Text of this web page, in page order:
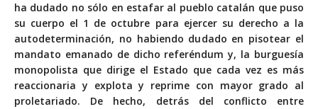
ha dudado no sólo en estafar al pueblo catalán que puso
su cuerpo el 1 de octubre para ejercer su derecho a la
autodeterminación, no habiendo dudado en pisotear el
mandato emanado de dicho referéndum y, la burguesía
monopolista que dirige el Estado que cada vez es más
reaccionaria y explota y reprime con mayor grado al
proletariado. De hecho, detrás del conflicto entre